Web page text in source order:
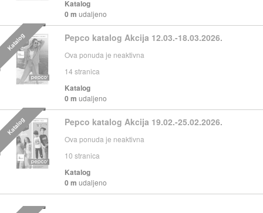
Katalog
0 m udaljeno
Pepco katalog Akcija 12.03.-18.03.2026.
Ova ponuda je neaktivna
14 stranica
Katalog
0 m udaljeno
Katalog
Pepco katalog Akcija 19.02.-25.02.2026.
Ova ponuda je neaktivna
10 stranica
Katalog
0 m udaljeno
Katalog